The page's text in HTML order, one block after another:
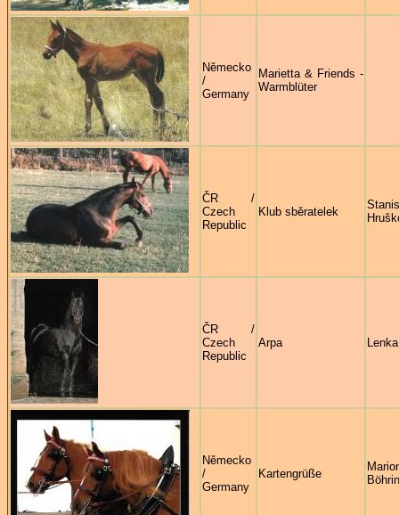
Německo
/
Germany
Marietta & Friends -
Warmblüter
ČR /
Czech
Republic
Klub sběratelek
ČR /
Czech
Republic
Arpa
Německo
/
Germany
Kartengrüße